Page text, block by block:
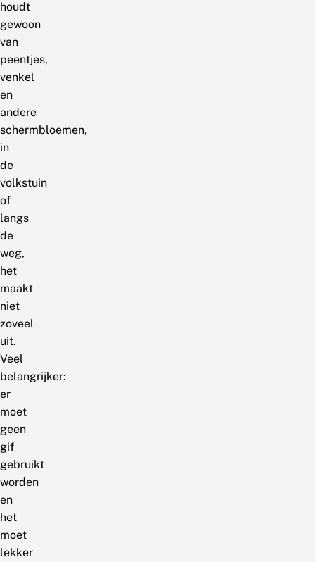
houdt
gewoon
van
peentjes,
venkel
en
andere
schermbloemen,
in
de
volkstuin
of
langs
de
weg,
het
maakt
niet
zoveel
uit.
Veel
belangrijker:
er
moet
geen
gif
gebruikt
worden
en
het
moet
lekker